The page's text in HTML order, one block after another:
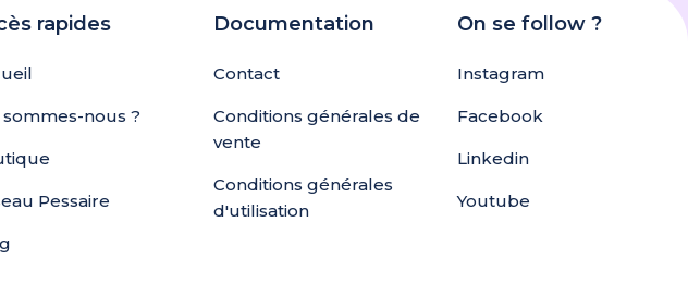
rapides
sommes-nous ?
Pessaire
Documentation
Contact
Conditions générales de
vente
Conditions générales
d'utilisation
On se follow ?
Instagram
Facebook
Linkedin
Youtube